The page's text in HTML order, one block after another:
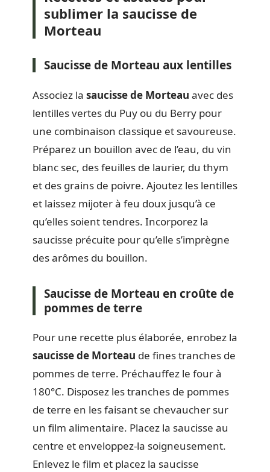
sublimer la saucisse de
Morteau
Saucisse de Morteau aux lentilles
Associez la saucisse de Morteau avec des
lentilles vertes du Puy ou du Berry pour
une combinaison classique et savoureuse.
Préparez un bouillon avec de l’eau, du vin
blanc sec, des feuilles de laurier, du thym
et des grains de poivre. Ajoutez les lentilles
et laissez mijoter à feu doux jusqu’à ce
qu’elles soient tendres. Incorporez la
saucisse précuite pour qu’elle s’imprègne
des arômes du bouillon.
Saucisse de Morteau en croûte de
pommes de terre
Pour une recette plus élaborée, enrobez la
saucisse de Morteau de fines tranches de
pommes de terre. Préchauffez le four à
180°C. Disposez les tranches de pommes
de terre en les faisant se chevaucher sur
un film alimentaire. Placez la saucisse au
centre et enveloppez-la soigneusement.
Enlevez le film et placez la saucisse